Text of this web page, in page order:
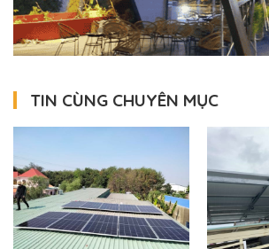
TIN CÙNG CHUYÊN MỤC